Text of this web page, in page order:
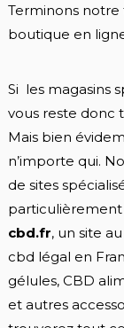
Terminons notre
boutique en
Si les magasins
vous reste donc
Mais bien
n’importe qui.
de sites
particulièrement
cbd.fr, un site
cbd légal en
gélules, CBD
et autres